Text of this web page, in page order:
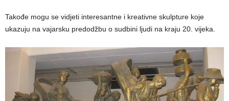
Takođe mogu se vidjeti interesantne i kreativne skulpture koje
ukazuju na vajarsku predodžbu o sudbini ljudi na kraju 20. vijeka.